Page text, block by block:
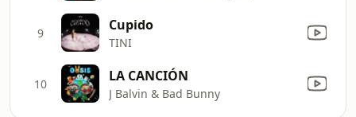
9 Cupido
TINI
10 LA CANCIÓN
J Balvin & Bad Bunny